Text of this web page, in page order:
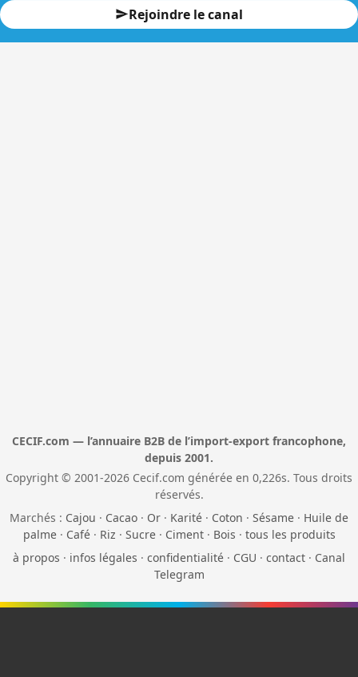
Rejoindre le canal
CECIF.com — l’annuaire B2B de l’import-export francophone,
depuis 2001.
Copyright © 2001-2026 Cecif.com générée en 0,226s. Tous droits
réservés.
Marchés : Cajou · Cacao · Or · Karité · Coton · Sésame · Huile de
palme· Café· Riz · Sucre· Ciment· Bois · tous les produits
à propos · infos légales · confidentialité · CGU · contact · Canal
Telegram